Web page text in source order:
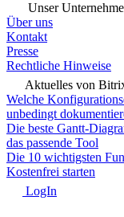
Unser
Über uns
Kontakt
Presse
Rechtliche Hinweise
Aktuelles von
Welche
unbedingt
Die beste Gantt-
das passende Tool
Die 10 wichtigsten
Kostenfrei starten
LogIn